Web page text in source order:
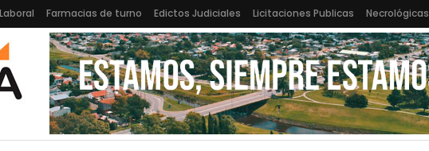
Farmacias de turno Edictos Judiciales Licitaciones Publicas Necrológicas